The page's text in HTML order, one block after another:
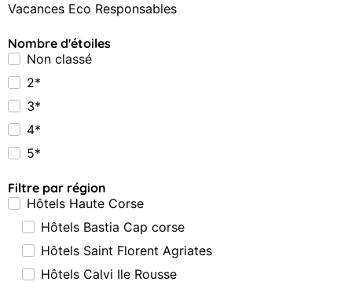
Vacances Eco Responsables
Nombre d'étoiles
Non classé
2*
3*
4*
5*
Filtre par région
Hôtels Haute Corse
Hôtels Bastia Cap corse
Hôtels Saint Florent Agriates
Hôtels Calvi Ile Rousse